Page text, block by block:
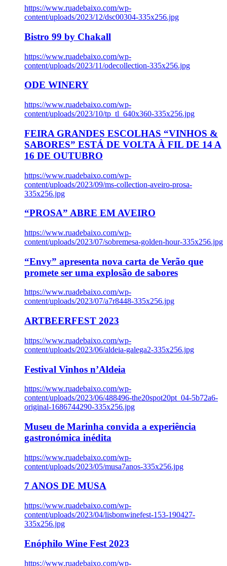
https://www.ruadebaixo.com/wp-
content/uploads/2023/12/dsc00304-335x256.jpg
Bistro 99 by Chakall
https://www.ruadebaixo.com/wp-
content/uploads/2023/11/odecollection-335x256.jpg
ODE WINERY
https://www.ruadebaixo.com/wp-
content/uploads/2023/10/tp_tl_640x360-335x256.jpg
FEIRA GRANDES ESCOLHAS “VINHOS &
SABORES” ESTÁ DE VOLTA À FIL DE 14 A
16 DE OUTUBRO
https://www.ruadebaixo.com/wp-
content/uploads/2023/09/ms-collection-aveiro-prosa-
335x256.jpg
“PROSA” ABRE EM AVEIRO
https://www.ruadebaixo.com/wp-
content/uploads/2023/07/sobremesa-golden-hour-335x256.jpg
“Envy” apresenta nova carta de Verão que
promete ser uma explosão de sabores
https://www.ruadebaixo.com/wp-
content/uploads/2023/07/a7r8448-335x256.jpg
ARTBEERFEST 2023
https://www.ruadebaixo.com/wp-
content/uploads/2023/06/aldeia-galega2-335x256.jpg
Festival Vinhos n’Aldeia
https://www.ruadebaixo.com/wp-
content/uploads/2023/06/488496-the20spot20pt_04-5b72a6-
original-1686744290-335x256.jpg
Museu de Marinha convida a experiência
gastronómica inédita
https://www.ruadebaixo.com/wp-
content/uploads/2023/05/musa7anos-335x256.jpg
7 ANOS DE MUSA
https://www.ruadebaixo.com/wp-
content/uploads/2023/04/lisbonwinefest-153-190427-
335x256.jpg
Enóphilo Wine Fest 2023
https://www.ruadebaixo.com/wp-